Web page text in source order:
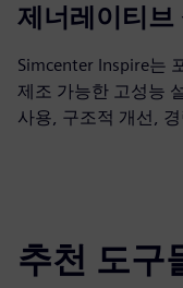
제너레이티브
Simcenter Inspire는
제조 가능한 고성능
사용, 구조적 개선,
추천 도구